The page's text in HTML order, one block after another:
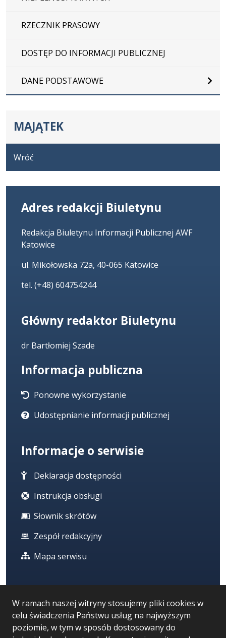
W ramach naszej witryny stosujemy pliki cookies w
celu świadczenia Państwu usług na najwyższym
poziomie, w tym w sposób dostosowany do
RZECZNIK PRASOWY
DOSTĘP DO INFORMACJI PUBLICZNEJ
DANE PODSTAWOWE
MAJĄTEK
Wróć
Adres redakcji Biuletynu
Redakcja Biuletynu Informacji Publicznej AWF
Katowice
ul. Mikołowska 72a, 40-065 Katowice
tel. (+48) 604754244
Główny redaktor Biuletynu
dr Bartłomiej Szade
Informacja publiczna
Ponowne wykorzystanie
Udostępnianie informacji publicznej
Informacje o serwisie
Deklaracja dostępności
Instrukcja obsługi
Słownik skrótów
Zespół redakcyjny
Mapa serwisu
Statystyki oglądalności